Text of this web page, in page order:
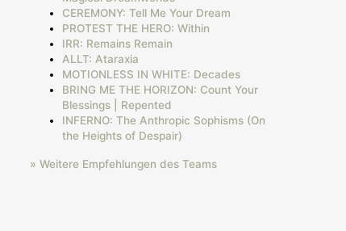
CEREMONY: Tell Me Your Dream
PROTEST THE HERO: Within
IRR: Remains Remain
ALLT: Ataraxia
MOTIONLESS IN WHITE: Decades
BRING ME THE HORIZON: Count Your
Blessings | Repented
INFERNO: The Anthropic Sophisms (On
the Heights of Despair)
» Weitere Empfehlungen des Teams